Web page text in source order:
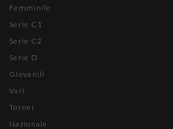
Femminile
Serie C1
Serie C2
Serie D
Giovanili
Vari
Tornei
Nazionale